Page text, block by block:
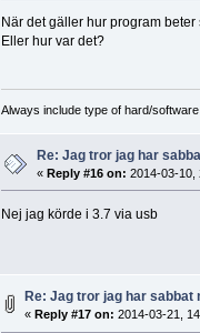
När det gäller hur program
Eller hur var det?
Always include type of hard/
Re: Jag tror jag har
« Reply #16 on: 2014-03-10,
Nej jag körde i 3.7 via usb
Re: Jag tror jag har sabbat
« Reply #17 on: 2014-03-21,